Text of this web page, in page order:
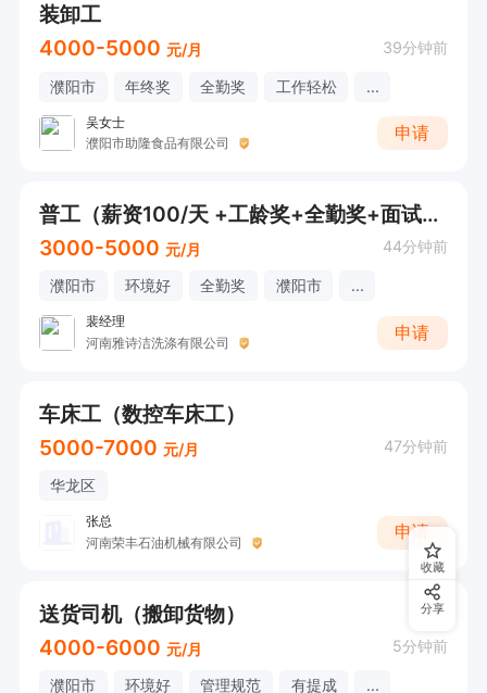
装卸工
4000-5000 元/月 39分钟前
濮阳市 年终奖 全勤奖 工作轻松 ...
吴女士
濮阳市助隆食品有限公司
申请
普工（薪资100/天 +工龄奖+全勤奖+面试直接打电话）
3000-5000 元/月 44分钟前
濮阳市 环境好 全勤奖 濮阳市 ...
裴经理
河南雅诗洁洗涤有限公司
申请
车床工（数控车床工）
5000-7000 元/月 47分钟前
华龙区
张总
河南荣丰石油机械有限公司
申请
送货司机（搬卸货物）
4000-6000 元/月 5分钟前
濮阳市 环境好 管理规范 有提成 ...
收藏
分享